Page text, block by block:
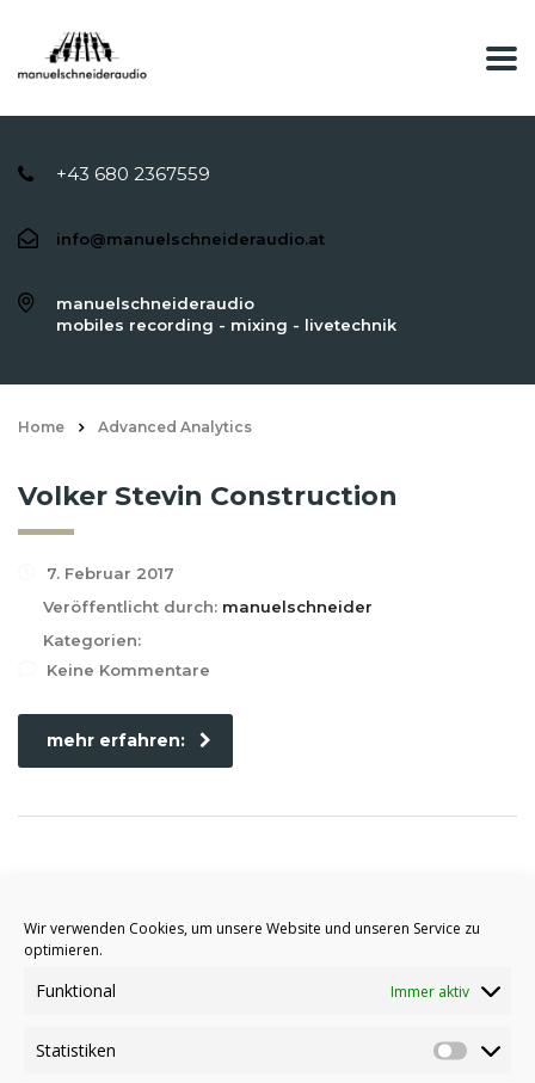
Wir verwenden Cookies, um unsere Website und unseren Service zu
optimieren.
Funktional Immer aktiv
Statistiken
+43 680 2367559
info@manuelschneideraudio.at
manuelschneideraudio
mobiles recording - mixing - livetechnik
Home Advanced Analytics
Volker Stevin Construction
7. Februar 2017
Veröffentlicht durch: manuelschneider
Kategorien:
Keine Kommentare
mehr erfahren:
Veröffentlicht durch: